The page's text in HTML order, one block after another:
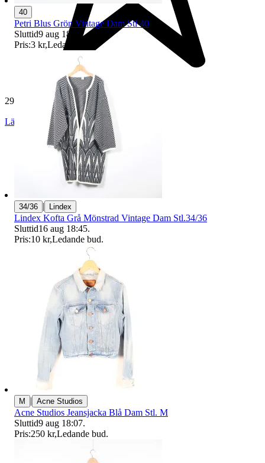
29 157 omdömen
Läs omdömen Följ
40
Petri Blus Grön Vintage Dam Stl 40
Sluttid9 aug 18:08 .
Pris:3 kr,Ledande bud
34/36 | Lindex
Lindex Kofta Grå Mönstrad Vintage Dam Stl.34/36
Sluttid16 aug 18:45.
Pris:10 kr,Ledande bud.
M | Acne Studios
Acne Studios Jeansjacka Blå Dam Stl. M
Sluttid9 aug 18:07.
Pris:250 kr,Ledande bud.